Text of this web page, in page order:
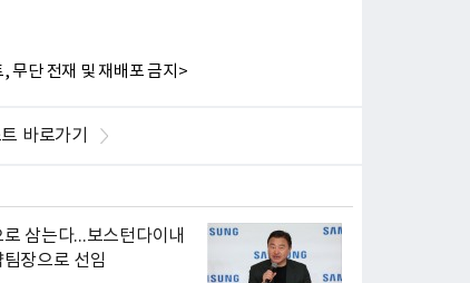
무단 전재 및 재배포 금지>
바로가기
삼는다...보스턴다이내
장으로 선임